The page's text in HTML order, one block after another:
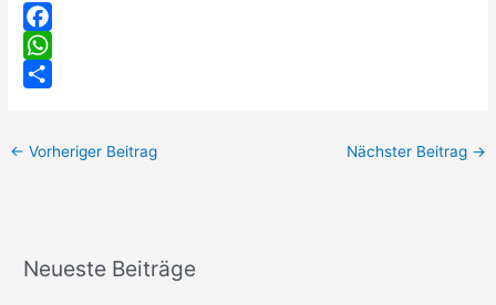
F
a
b
W
p
← Vorheriger Beitrag Nächster Beitrag →
Neueste Beiträge
T
Z